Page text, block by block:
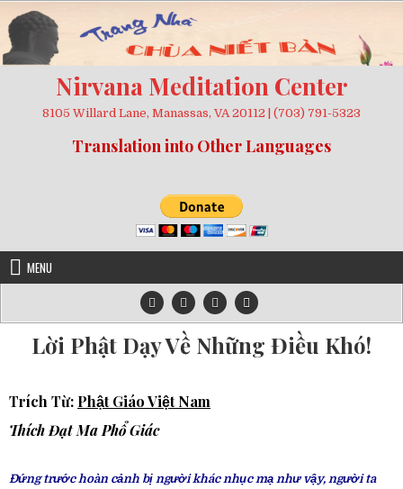
to
content
Nirvana Meditation Center
8105 Willard Lane, Manassas, VA 20112 | (703) 791-5323
Translation into Other Languages
MENU
Lời Phật Dạy Về Những Điều Khó!
Trích Từ: Phật Giáo Việt Nam
Thích Đạt Ma Phổ Giác
Đứng trước hoàn cảnh bị người khác nhục mạ như vậy, người ta